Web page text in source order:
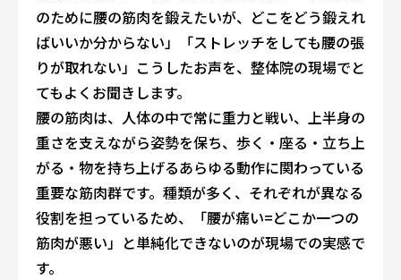
のために腰の筋肉を鍛えたいが、どこをどう鍛えれ
ばいいか分からない」「ストレッチをしても腰の張
りが取れない」――こうしたお声を、整体院の現場でと
てもよくお聞きします。
腰の筋肉は、人体の中で常に重力と戦い、上半身の
重さを支えながら姿勢を保ち、歩く・座る・立ち上
がる・物を持ち上げる――あらゆる動作に関わっている
重要な筋肉群です。種類が多く、それぞれが異なる
役割を担っているため、「腰が痛い=どこか一つの
筋肉が悪い」と単純化できないのが現場での実感で
す。